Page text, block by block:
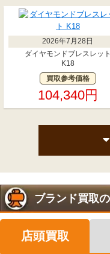
2026年7月28日
ダイヤモンドブレスレット
K18
買取参考価格
104,340円
ブランド買取
店頭買取